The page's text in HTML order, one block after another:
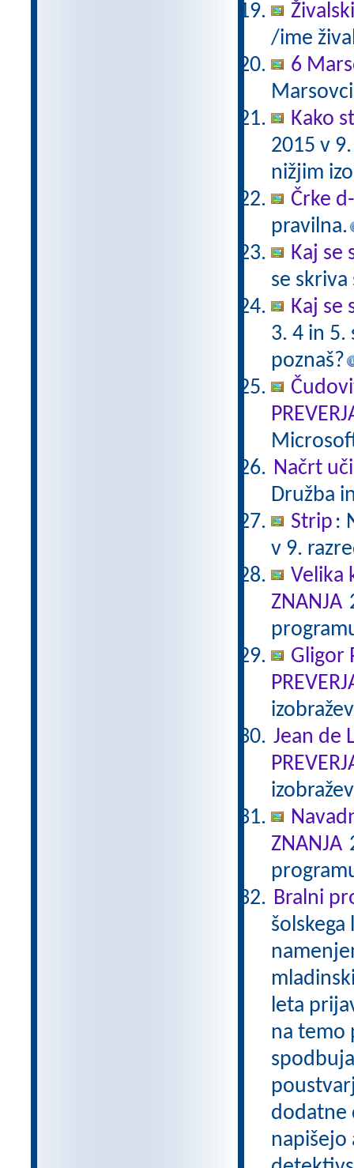
/ime
6
Kako
2015 v
nižjim
Črke
pravilna.
Kaj se
se
Kaj se
3. 4 in 5.
poznaš?
Načrt
Družba
Strip :
v 9.
Velika
ZNANJA
Gligor
Jean de
ZNANJA
Bralni
leta
na temo
dodatne
napišejo